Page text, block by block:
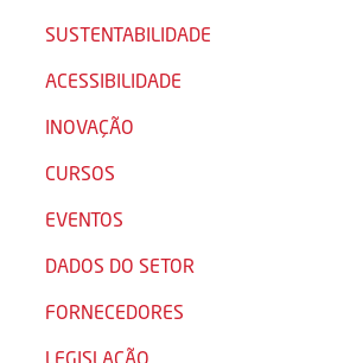
SUSTENTABILIDADE
ACESSIBILIDADE
INOVAÇÃO
CURSOS
EVENTOS
DADOS DO SETOR
FORNECEDORES
LEGISLAÇÃO